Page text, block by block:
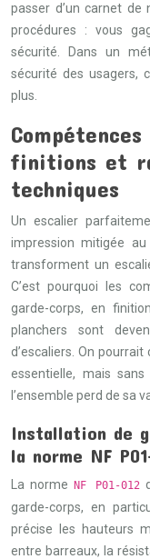
passer d’un carnet
procédures : vous
sécurité. Dans un
sécurité des usagers,
plus.
finitions et
techniques
Un escalier
impression mitigée
transforment un
C’est pourquoi les
garde-corps, en
planchers sont
d’escaliers. On
essentielle, mais
l’ensemble perd de sa
Installation de
la norme NF
La norme NF P01-012
garde-corps, en
précise les hauteurs
entre barreaux, la